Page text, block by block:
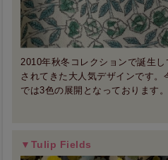
2010年秋冬コレクションで誕生
されてきた大人気デザインです。
では3色の展開となっております。
▼Tulip Fields